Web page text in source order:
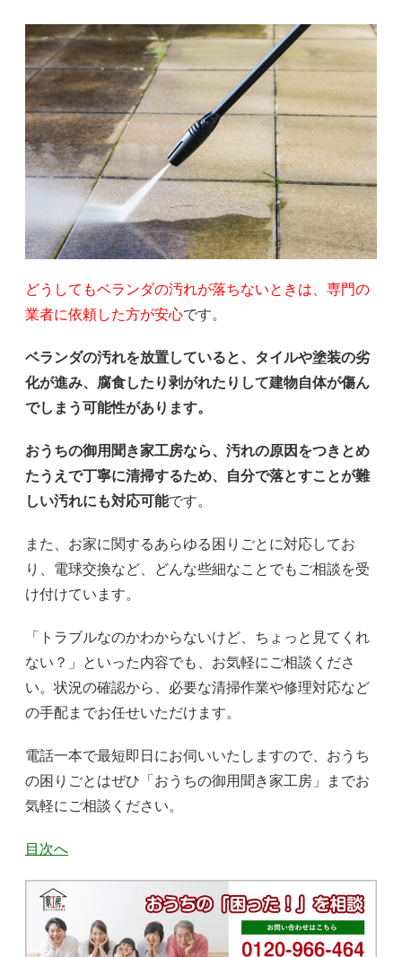
どうしてもベランダの汚れが落ちないときは、専門の
業者に依頼した方が安心です。
ベランダの汚れを放置していると、タイルや塗装の劣
化が進み、腐食したり剥がれたりして建物自体が傷ん
でしまう可能性があります。
おうちの御用聞き家工房なら、汚れの原因をつきとめ
たうえで丁寧に清掃するため、自分で落とすことが難
しい汚れにも対応可能です。
また、お家に関するあらゆる困りごとに対応してお
り、電球交換など、どんな些細なことでもご相談を受
け付けています。
「トラブルなのかわからないけど、ちょっと見てくれ
ない？」といった内容でも、お気軽にご相談くださ
い。状況の確認から、必要な清掃作業や修理対応など
の手配までお任せいただけます。
電話一本で最短即日にお伺いいたしますので、おうち
の困りごとはぜひ「おうちの御用聞き家工房」までお
気軽にご相談ください。
目次へ